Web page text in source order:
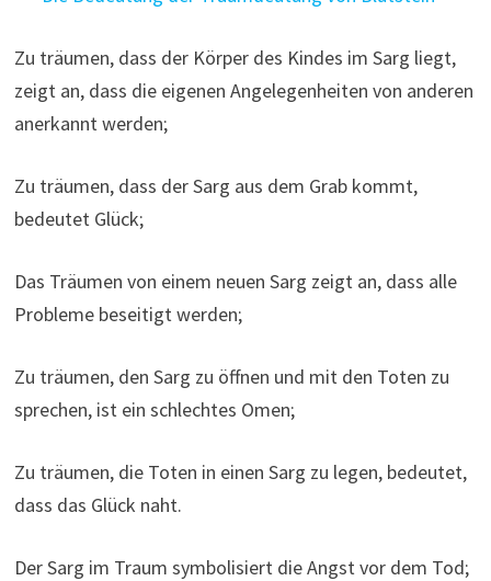
Zu träumen, dass der Körper des Kindes im Sarg liegt,
zeigt an, dass die eigenen Angelegenheiten von anderen
anerkannt werden;
Zu träumen, dass der Sarg aus dem Grab kommt,
bedeutet Glück;
Das Träumen von einem neuen Sarg zeigt an, dass alle
Probleme beseitigt werden;
Zu träumen, den Sarg zu öffnen und mit den Toten zu
sprechen, ist ein schlechtes Omen;
Zu träumen, die Toten in einen Sarg zu legen, bedeutet,
dass das Glück naht.
Der Sarg im Traum symbolisiert die Angst vor dem Tod;